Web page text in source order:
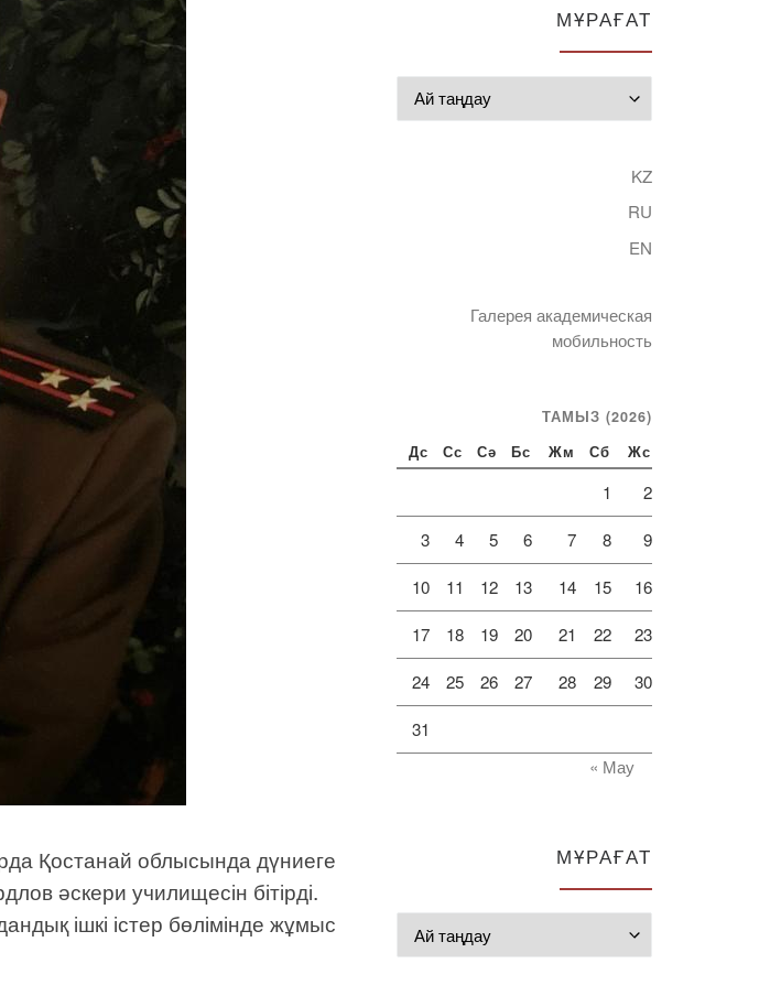
Қостанай облысында дүниеге
әскери училищесін бітірді.
ішкі істер бөлімінде жұмыс
МҰРАҒАТ
KZ
RU
EN
Галерея академическая
мобильность
ТАМЫЗ (2026)
Дс Сс Сә Бс Жм Сб Жс
1 2
3 4 5 6 7 8 9
10 11 12 13 14 15 16
17 18 19 20 21 22 23
24 25 26 27 28 29 30
31
« Мау
МҰРАҒАТ